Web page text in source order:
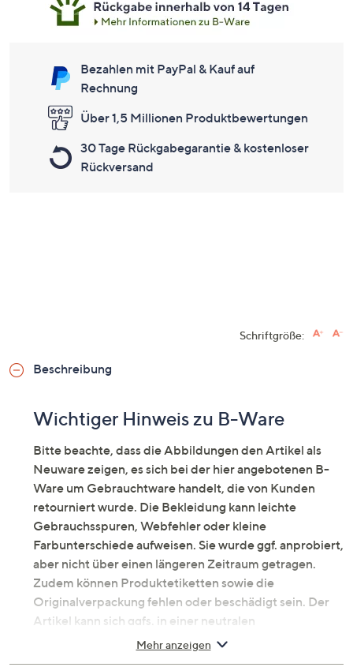
Bezahlen mit PayPal & Kauf auf
Rechnung
Über 1,5 Millionen Produktbewertungen
30 Tage Rückgabegarantie & kostenloser
Rückversand
Schriftgröße:
Beschreibung
Wichtiger Hinweis zu B-Ware
Bitte beachte, dass die Abbildungen den Artikel als
Neuware zeigen, es sich bei der hier angebotenen B-
Ware um Gebrauchtware handelt, die von Kunden
retourniert wurde. Die Bekleidung kann leichte
Gebrauchsspuren, Webfehler oder kleine
Farbunterschiede aufweisen. Sie wurde ggf. anprobiert,
aber nicht über einen längeren Zeitraum getragen.
Zudem können Produktetiketten sowie die
Originalverpackung fehlen oder beschädigt sein. Der
Artikel kann sich ggfs. in einer neutralen
Umverpackung befinden. Erfahre mehr unter dem
Mehr anzeigen